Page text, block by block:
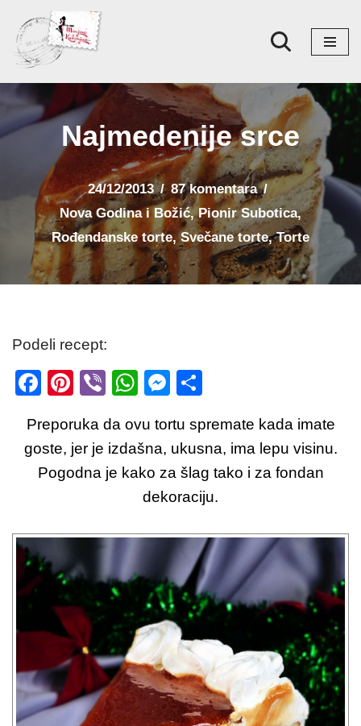
Skoči
na
sadržaj
Najmedenije srce
24/12/2013
87 komentara
Nova Godina i Božić,Pionir Subotica,
Rođendanske torte,Svečane torte,Torte
Podeli recept:
F
c
e
b
o
k
Pi
er
e
st
Vi
er
W
at
s
A
p
p
M
ss
e
n
g
er
ar
e
Preporuka da ovu tortu spremate kada imate
goste, jer je izdašna, ukusna, ima lepu visinu.
Pogodna je kako za šlag tako i za fondan
dekoraciju.